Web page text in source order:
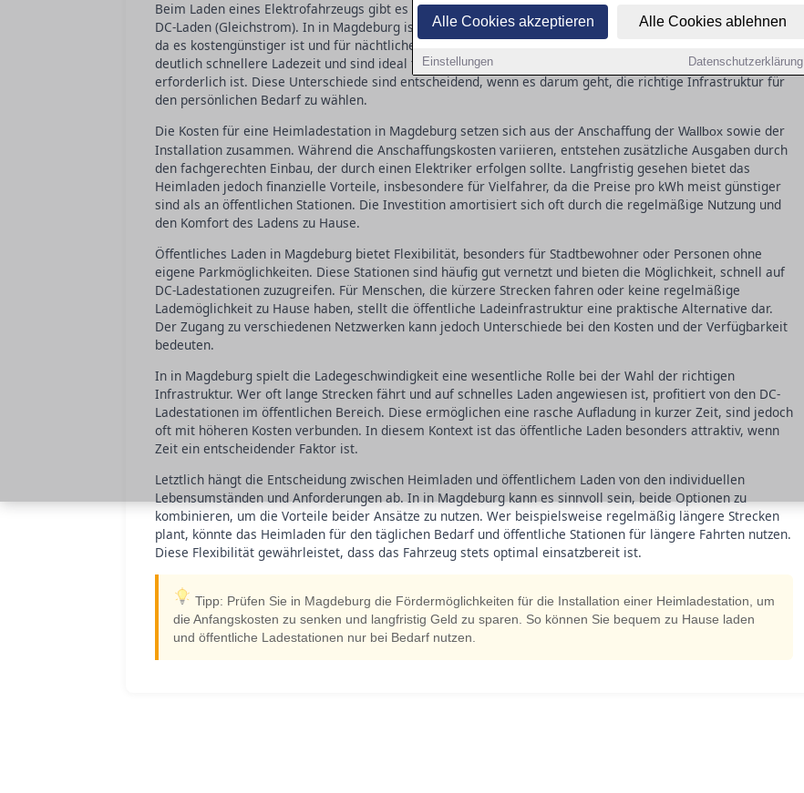
Alle Cookies akzeptieren Alle Cookies ablehnen
Einstellungen Datenschutzerklärung
Beim Laden eines Elektrofahrzeugs gibt es grundlegende Unterschiede zwischen AC- (Wechselstrom) und
DC-Laden (Gleichstrom). In in Magdeburg ist das AC-Laden über Heimladestationen besonders verbreitet,
da es kostengünstiger ist und für nächtliches Laden ausreicht. DC-Ladestationen bieten hingegen eine
deutlich schnellere Ladezeit und sind ideal für öffentliche Ladestationen, wenn eine schnelle Aufladung
erforderlich ist. Diese Unterschiede sind entscheidend, wenn es darum geht, die richtige Infrastruktur für
den persönlichen Bedarf zu wählen.
Die Kosten für eine Heimladestation in Magdeburg setzen sich aus der Anschaffung der Wallbox sowie der
Installation zusammen. Während die Anschaffungskosten variieren, entstehen zusätzliche Ausgaben durch
den fachgerechten Einbau, der durch einen Elektriker erfolgen sollte. Langfristig gesehen bietet das
Heimladen jedoch finanzielle Vorteile, insbesondere für Vielfahrer, da die Preise pro kWh meist günstiger
sind als an öffentlichen Stationen. Die Investition amortisiert sich oft durch die regelmäßige Nutzung und
den Komfort des Ladens zu Hause.
Öffentliches Laden in Magdeburg bietet Flexibilität, besonders für Stadtbewohner oder Personen ohne
eigene Parkmöglichkeiten. Diese Stationen sind häufig gut vernetzt und bieten die Möglichkeit, schnell auf
DC-Ladestationen zuzugreifen. Für Menschen, die kürzere Strecken fahren oder keine regelmäßige
Lademöglichkeit zu Hause haben, stellt die öffentliche Ladeinfrastruktur eine praktische Alternative dar.
Der Zugang zu verschiedenen Netzwerken kann jedoch Unterschiede bei den Kosten und der Verfügbarkeit
bedeuten.
In in Magdeburg spielt die Ladegeschwindigkeit eine wesentliche Rolle bei der Wahl der richtigen
Infrastruktur. Wer oft lange Strecken fährt und auf schnelles Laden angewiesen ist, profitiert von den DC-
Ladestationen im öffentlichen Bereich. Diese ermöglichen eine rasche Aufladung in kurzer Zeit, sind jedoch
oft mit höheren Kosten verbunden. In diesem Kontext ist das öffentliche Laden besonders attraktiv, wenn
Zeit ein entscheidender Faktor ist.
Letztlich hängt die Entscheidung zwischen Heimladen und öffentlichem Laden von den individuellen
Lebensumständen und Anforderungen ab. In in Magdeburg kann es sinnvoll sein, beide Optionen zu
kombinieren, um die Vorteile beider Ansätze zu nutzen. Wer beispielsweise regelmäßig längere Strecken
plant, könnte das Heimladen für den täglichen Bedarf und öffentliche Stationen für längere Fahrten nutzen.
Diese Flexibilität gewährleistet, dass das Fahrzeug stets optimal einsatzbereit ist.
Tipp: Prüfen Sie in Magdeburg die Fördermöglichkeiten für die Installation einer Heimladestation, um
die Anfangskosten zu senken und langfristig Geld zu sparen. So können Sie bequem zu Hause laden
und öffentliche Ladestationen nur bei Bedarf nutzen.